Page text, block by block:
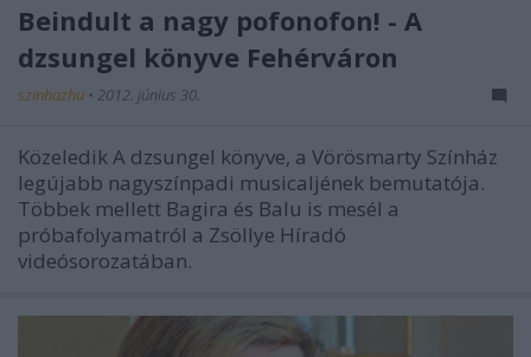
Beindult a nagy pofonofon! - A
dzsungel könyve Fehérváron
szinhazhu • 2012. június 30.
Közeledik A dzsungel könyve, a Vörösmarty Színház
legújabb nagyszínpadi musicaljének bemutatója.
Többek mellett Bagira és Balu is mesél a
próbafolyamatról a Zsöllye Híradó
videósorozatában.